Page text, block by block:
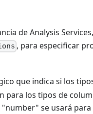
de Analysis Services,
, para especificar
que indica si los
los tipos de
se usará